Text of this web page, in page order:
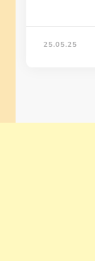
25.05.25